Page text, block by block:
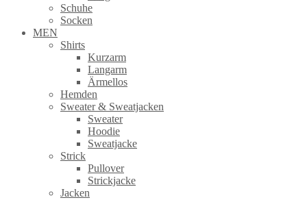
Schuhe
Socken
MEN
Shirts
Kurzarm
Langarm
Ärmellos
Hemden
Sweater & Sweatjacken
Sweater
Hoodie
Sweatjacke
Strick
Pullover
Strickjacke
Jacken